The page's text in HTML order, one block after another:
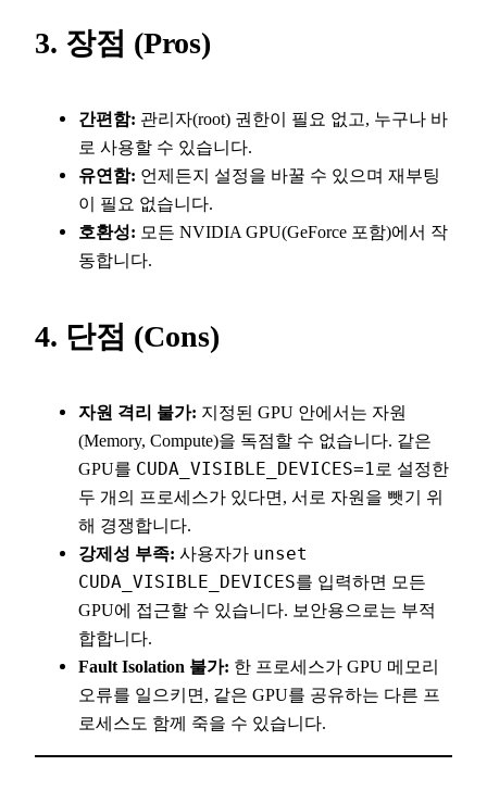
3. 장점 (Pros)
간편함: 관리자(root) 권한이 필요 없고, 누구나 바
로 사용할 수 있습니다.
유연함: 언제든지 설정을 바꿀 수 있으며 재부팅
이 필요 없습니다.
호환성: 모든 NVIDIA GPU(GeForce 포함)에서 작
동합니다.
4. 단점 (Cons)
자원 격리 불가: 지정된 GPU 안에서는 자원
(Memory, Compute)을 독점할 수 없습니다. 같은
GPU를 CUDA_VISIBLE_DEVICES=1 로 설정한
두 개의 프로세스가 있다면, 서로 자원을 뺏기 위
해 경쟁합니다.
강제성 부족: 사용자가 unset
CUDA_VISIBLE_DEVICES를 입력하면 모든
GPU에 접근할 수 있습니다. 보안용으로는 부적
합합니다.
Fault Isolation 불가: 한 프로세스가 GPU 메모리
오류를 일으키면, 같은 GPU를 공유하는 다른 프
로세스도 함께 죽을 수 있습니다.